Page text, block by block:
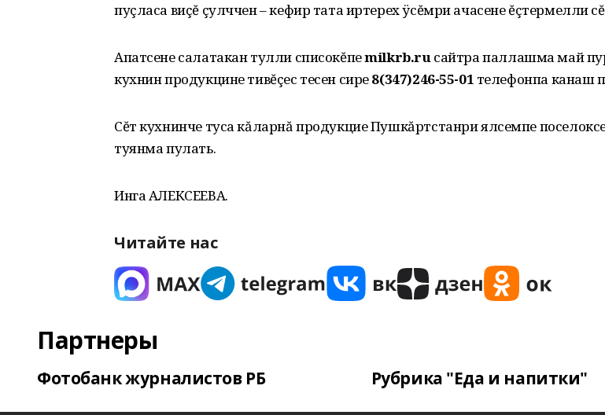
пуçласа виçĕ çулччен – кефир тата иртерех ÿсĕмри ачасене ĕçтермелли
Апатсене салатакан тулли списокĕпеmilkrb.ruсайтра паллашма май
кухнин продукцине тивĕçес тесен сире8(347)246-55-01 телефонпа канаш
Сĕт кухнинче туса кăларнă продукцие Пушкăртстанри ялсемпе
туянма пулать.
Инга АЛЕКСЕЕВА.
Читайте нас
Партнеры
Фотобанк журналистов РБ Рубрика "Еда и напитки"